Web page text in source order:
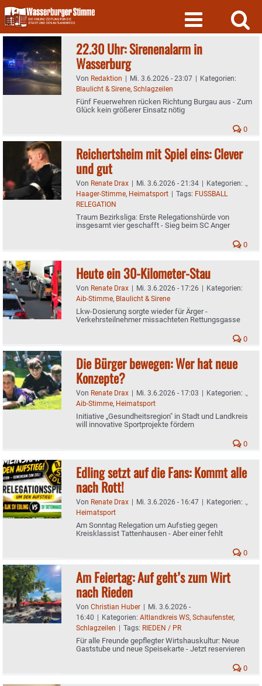
Skip
to
content
22.30 Uhr: Sirenenalarm in
Wasserburg
Von Redaktion | Mi. 3.6.2026 - 23:07 | Kategorien:
Blaulicht & Sirene, Schlagzeilen
Fünf Feuerwehren rücken Richtung Burgau aus - Zum
Glück kein größerer Einsatz nötig
0
Reichertsheim mit Spiel eins: Clever
und gut
Von Renate Drax | Mi. 3.6.2026 - 21:34 | Kategorien: .,
Haager-Stimme, Heimatsport | Tags: FUSSBALL
RELEGATION
Traum Bezirksliga: Erste Relegationshürde von
insgesamt vier geschafft - Sieg beim SC Anger
0
Heute ein 30-Kilometer-Stau
Von Renate Drax | Mi. 3.6.2026 - 17:26 | Kategorien:
Aib-Stimme, Blaulicht & Sirene
Lkw-Dosierung sorgte wieder für Ärger -
Verkehrsteilnehmer missachteten Rettungsgasse
0
Die Bürger bewegen: Wer hat neue
Konzepte?
Von Renate Drax | Mi. 3.6.2026 - 17:03 | Kategorien: .,
Aib-Stimme, Heimatsport
Initiative „Gesundheitsregion" in Stadt und Landkreis
will innovative Sportprojekte fördern
0
Edling setzt auf die Fans: Kommt alle
nach Rott!
Von Renate Drax | Mi. 3.6.2026 - 16:47 | Kategorien: .,
Heimatsport
Am Sonntag Relegation um Aufstieg gegen
Kreisklassist Tattenhausen - Aber einer fehlt
0
Am Feiertag: Auf geht’s zum Wirt
nach Rieden
Von Christian Huber | Mi. 3.6.2026 -
16:40 | Kategorien: Altlandkreis WS, Schaufenster,
Schlagzeilen | Tags: RIEDEN / PR
Für alle Freunde gepflegter Wirtshauskultur: Neue
Gaststube und neue Speisekarte - Jetzt reservieren
0